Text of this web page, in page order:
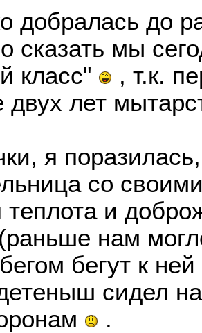
добралась до
сказать мы
класс"
, т.к.
двух лет
я
со
теплота и
нам
бегут к
сидел
.